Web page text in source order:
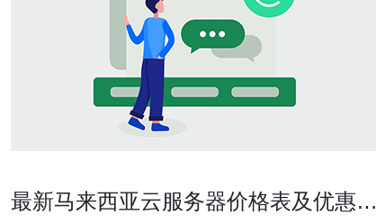
最新马来西亚云服务器价格表及优惠活